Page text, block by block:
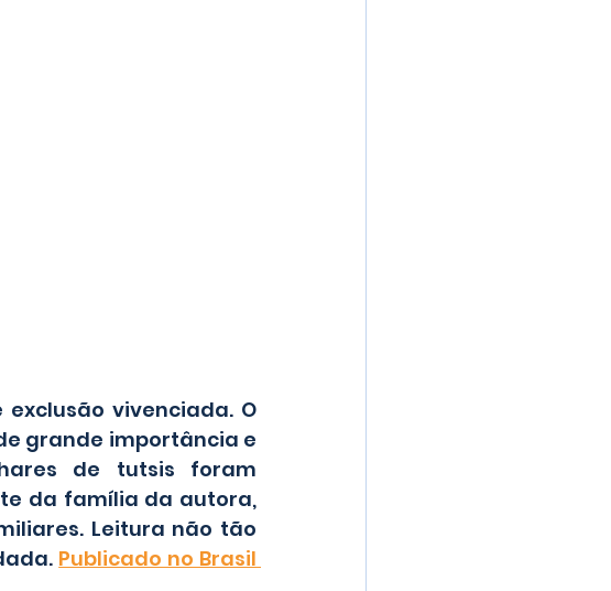
vivenciada. O
grande importância e
de tutsis foram
da família da autora,
Leitura não tão